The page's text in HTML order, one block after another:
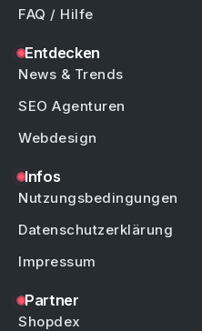
FAQ / Hilfe
Entdecken
News & Trends
SEO Agenturen
Webdesign
Infos
Nutzungsbedingungen
Datenschutzerklärung
Impressum
Partner
Shopdex